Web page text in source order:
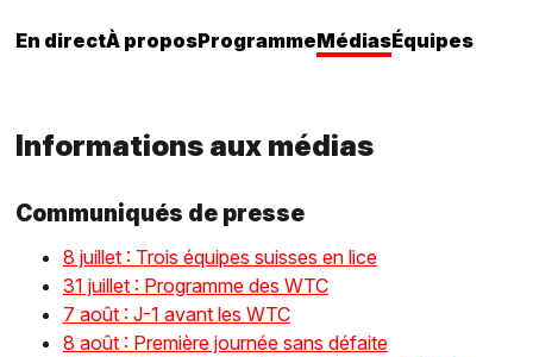
En directÀ proposProgrammeMédiasÉquipes
Informations aux médias
Communiqués de presse
8 juillet : Trois équipes suisses en lice
31 juillet : Programme des WTC
7 août : J-1 avant les WTC
8 août : Première journée sans défaite